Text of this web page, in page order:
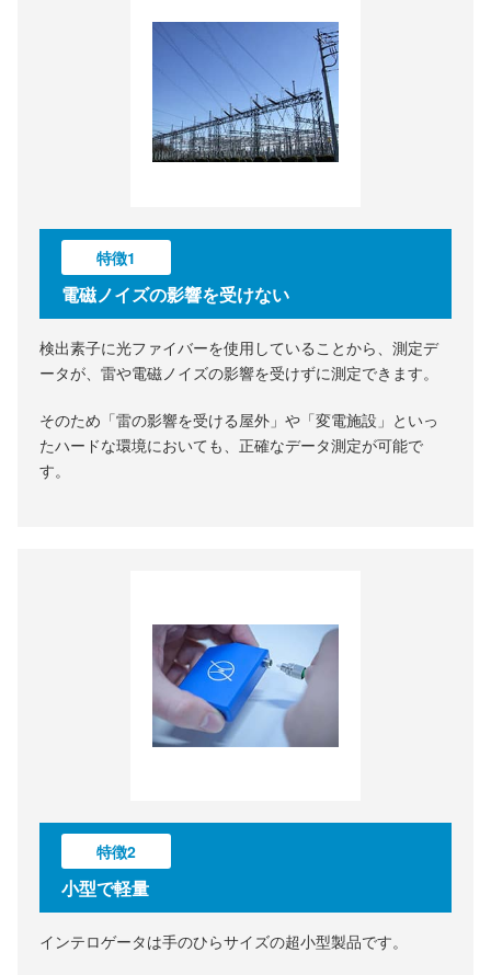
特徴1
電磁ノイズの影響を受けない
検出素子に光ファイバーを使用していることから、測定デ
ータが、雷や電磁ノイズの影響を受けずに測定できます。
そのため「雷の影響を受ける屋外」や「変電施設」といっ
たハードな環境においても、正確なデータ測定が可能で
す。
特徴2
小型で軽量
インテロゲータは手のひらサイズの超小型製品です。